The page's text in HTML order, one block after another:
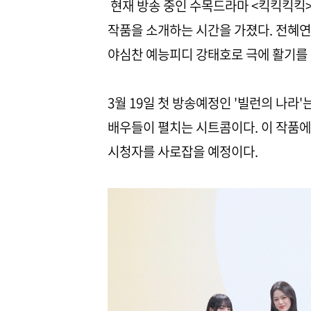
현재 방송 중인 수목드라마 <킥킥킥
작품을 소개하는 시간을 가졌다. 전혜
야심찬 예능피디 강태호로 극에 활기
3월 19일 첫 방송예정인 '빌런의 나라'
배우들이 펼치는 시트콤이다. 이 작품
시청자를 사로잡을 예정이다.